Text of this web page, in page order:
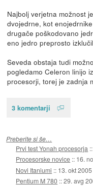
Najbolj verjetna možnost
dvojedrne, kot
drugače poškodovano
eno jedro preprosto
Seveda obstaja tudi
pogledamo Celeron linijo
procesorji, torej je zadnja
3 komentarji
Preberite si še…
Prvi test Yonah procesorja ::
Procesorske novice :: 16.
Novi Itaniumi :: 13. okt 2005
Pentium M 780 ::29. avg